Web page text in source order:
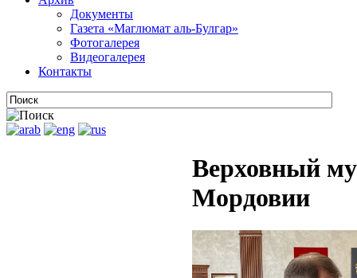
Документы
Газета «Маглюмат аль-Булгар»
Фотогалерея
Видеогалерея
Контакты
Верховный
Мордовии